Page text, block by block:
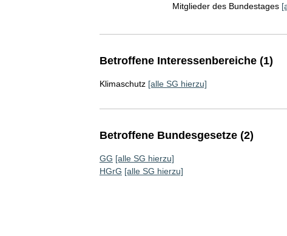
Mitglieder des Bundestages
Betroffene Interessenbereiche (1)
Klimaschutz [alle SG hierzu]
Betroffene Bundesgesetze (2)
GG [alle SG hierzu]
HGrG [alle SG hierzu]